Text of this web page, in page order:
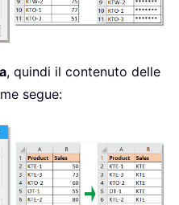
, quindi il contenuto delle
segue: